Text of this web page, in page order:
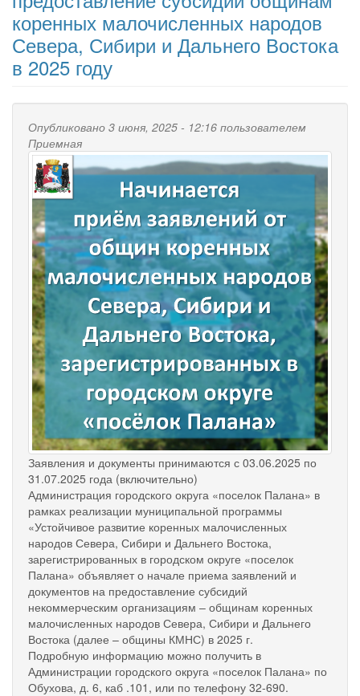
коренных малочисленных народов
Севера, Сибири и Дальнего Востока
в 2025 году
Опубликовано 3 июня, 2025 - 12:16 пользователем
Приемная
Заявления и документы принимаются с 03.06.2025 по
31.07.2025 года (включительно)
Администрация городского округа «поселок Палана» в
рамках реализации муниципальной программы
«Устойчивое развитие коренных малочисленных
народов Севера, Сибири и Дальнего Востока,
зарегистрированных в городском округе «поселок
Палана» объявляет о начале приема заявлений и
документов на предоставление субсидий
некоммерческим организациям – общинам коренных
малочисленных народов Севера, Сибири и Дальнего
Востока (далее – общины КМНС) в 2025 г.
Подробную информацию можно получить в
Администрации городского округа «поселок Палана» по
Обухова, д. 6, каб .101, или по телефону 32-690.